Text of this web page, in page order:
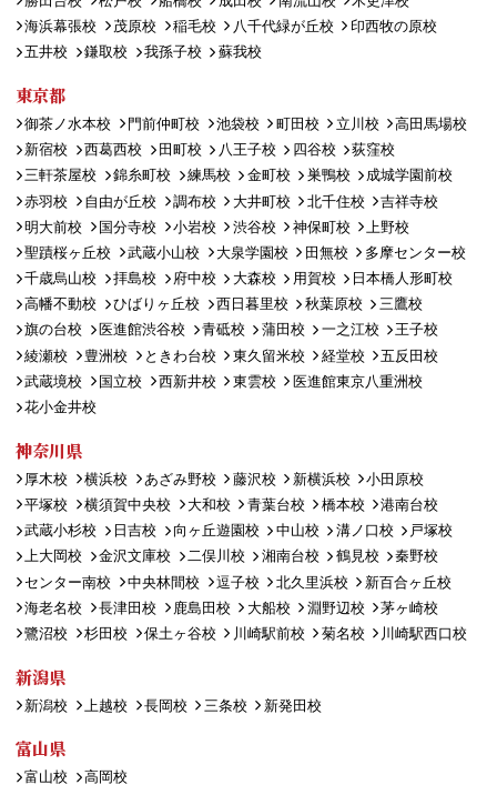
海浜幕張校
茂原校 稲毛校 八千代緑が丘校
印西牧の原校
五井校
鎌取校 我孫子校 蘇我校
東京都
御茶ノ水本校 門前仲町校 池袋校 町田校 立川校
高田馬場校
新宿校
西葛西校 田町校 八王子校 四谷校
荻窪校
三軒茶屋校
錦糸町校 練馬校 金町校 巣鴨校
成城学園前校
赤羽校
自由が丘校 調布校 大井町校 北千住校
吉祥寺校
明大前校
国分寺校 小岩校 渋谷校 神保町校
上野校
聖蹟桜ヶ丘校
武蔵小山校 大泉学園校 田無校
多摩センター校
千歳烏山校
拝島校 府中校 大森校 用賀校
日本橋人形町校
高幡不動校
ひばりヶ丘校 西日暮里校 秋葉原校
三鷹校
旗の台校
医進館渋谷校 青砥校 蒲田校 一之江校
王子校
綾瀬校
豊洲校 ときわ台校 東久留米校 経堂校
五反田校
武蔵境校
国立校 西新井校 東雲校
医進館東京八重洲校
花小金井校
神奈川県
厚木校 横浜校 あざみ野校 藤沢校 新横浜校
小田原校
平塚校
横須賀中央校 大和校 青葉台校 橋本校
港南台校
武蔵小杉校
日吉校 向ヶ丘遊園校 中山校 溝ノ口校
戸塚校
上大岡校
金沢文庫校 二俣川校 湘南台校 鶴見校
秦野校
センター南校
中央林間校 逗子校 北久里浜校
新百合ヶ丘校
海老名校
長津田校 鹿島田校 大船校 淵野辺校
茅ヶ崎校
鷺沼校
杉田校 保土ヶ谷校 川崎駅前校 菊名校 川崎駅西口校
新潟県
新潟校 上越校 長岡校 三条校 新発田校
富山県
富山校 高岡校